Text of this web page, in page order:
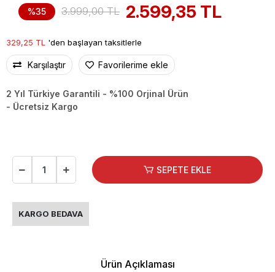
%35 3.999,00 TL 2.599,35 TL
329,25 TL 'den başlayan taksitlerle
Karşılaştır Favorilerime ekle
2 Yıl Türkiye Garantili - %100 Orjinal Ürün
- Ücretsiz Kargo
SEPETE EKLE
KARGO BEDAVA
Ürün Açıklaması